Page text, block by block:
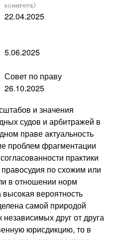
комитета)
22.04.2025
5.06.2025
Совет по праву
26.10.2025
и значения
судов и арбитражей в
праве актуальность
проблем фрагментации
практики
по схожим или
в отношении норм
вероятность
самой природой
друг от друга
юрисдикцию, то в